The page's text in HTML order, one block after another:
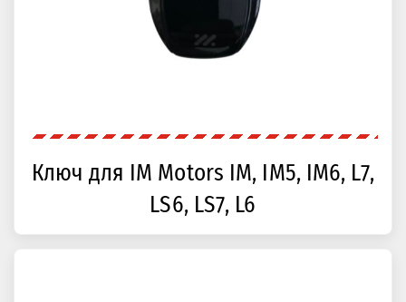
Ключ для IM Motors IM, IM5, IM6, L7,
LS6, LS7, L6